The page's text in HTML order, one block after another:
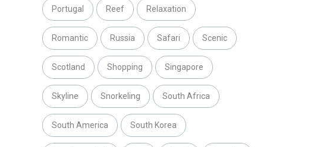
Portugal Reef Relaxation
Romantic Russia Safari Scenic
Scotland Shopping Singapore
Skyline Snorkeling South Africa
South America South Korea